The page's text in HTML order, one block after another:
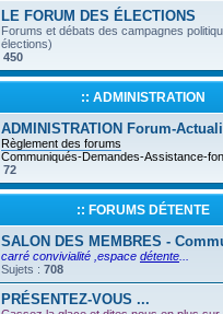
LE FORUM DES ÉLECTIONS
Forums et débats des campagnes
élections)
450
:: ADMINISTRATION
ADMINISTRATION Forum-
Règlement des forums
Communiqués-Demandes-Assistance-
72
:: FORUMS DÉTENTE
SALON DES MEMBRES -
carré convivialité ,espace détente
Sujets : 708
PRÉSENTEZ-VOUS ...